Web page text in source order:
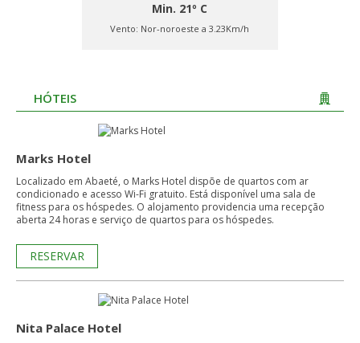
Min. 21º C
Vento: Nor-noroeste a 3.23Km/h
HÓTEIS
Marks Hotel
Localizado em Abaeté, o Marks Hotel dispõe de quartos com ar
condicionado e acesso Wi-Fi gratuito. Está disponível uma sala de
fitness para os hóspedes. O alojamento providencia uma recepção
aberta 24 horas e serviço de quartos para os hóspedes.
RESERVAR
Nita Palace Hotel